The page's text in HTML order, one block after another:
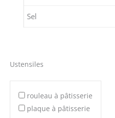
Sel
Ustensiles
rouleau à pâtisserie
plaque à pâtisserie